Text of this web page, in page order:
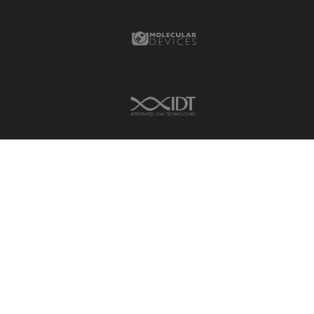
Molecular Devices Link
IDT Link